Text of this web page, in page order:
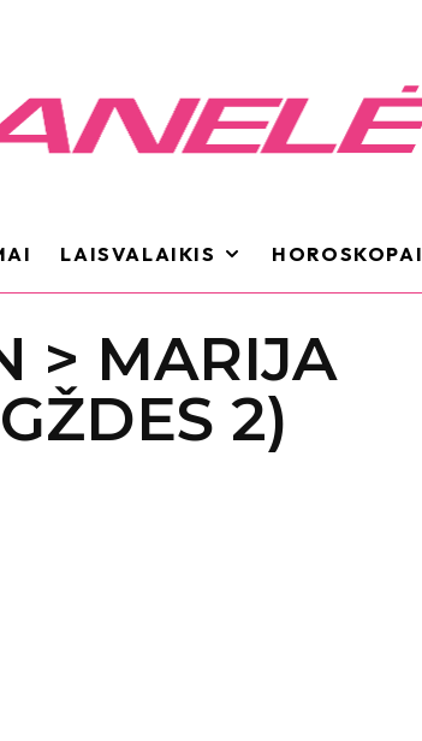
LAISVALAIKIS HOROSKOPAI
> MARIJA
2)